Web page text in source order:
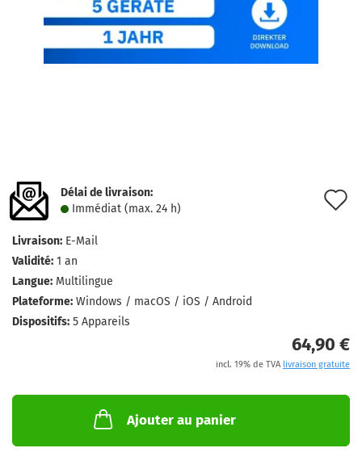
Délai de livraison:
Immédiat (max. 24 h)
Livraison: E-Mail
Validité: 1 an
Langue: Multilingue
Plateforme: Windows / macOS / iOS / Android
Dispositifs: 5 Appareils
64,90 €
incl. 19% de TVA livraison gratuite
Ajouter au panier